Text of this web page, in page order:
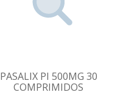
PASALIX PI 500MG 30
COMPRIMIDOS